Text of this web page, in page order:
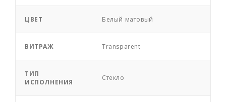
ЦВЕТ Белый матовый
ВИТРАЖ Transparent
ТИП
ИСПОЛНЕНИЯ
Стекло